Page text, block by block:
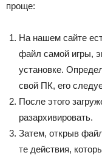
проще:
На нашем сайте
файл самой игры,
установке.
свой ПК, его
После этого
разархивировать.
Затем, открыв
те действия,